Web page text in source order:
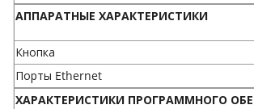
АППАРАТНЫЕ ХАРАКТЕРИСТИКИ
Кнопка
Порты Ethernet
ХАРАКТЕРИСТИКИ ПРОГРАММНОГО